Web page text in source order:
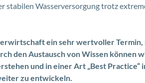
stabilen Wasserversorgung trotz
ein sehr wertvoller Termin,
den Austausch von Wissen können
und in einer Art „Best Practice“
zu entwickeln.